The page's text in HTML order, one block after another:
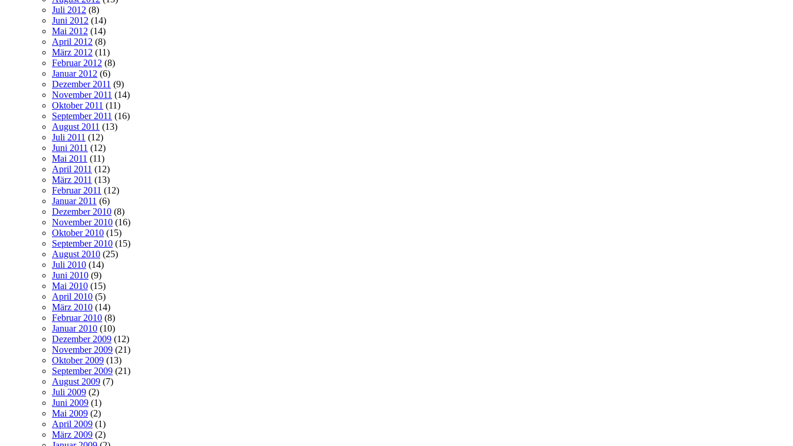
Juli 2012 (8)
Juni 2012 (14)
Mai 2012 (14)
April 2012 (8)
März 2012 (11)
Februar 2012 (8)
Januar 2012 (6)
Dezember 2011 (9)
November 2011 (14)
Oktober 2011 (11)
September 2011 (16)
August 2011 (13)
Juli 2011 (12)
Juni 2011 (12)
Mai 2011 (11)
April 2011 (12)
März 2011 (13)
Februar 2011 (12)
Januar 2011 (6)
Dezember 2010 (8)
November 2010 (16)
Oktober 2010 (15)
September 2010 (15)
August 2010 (25)
Juli 2010 (14)
Juni 2010 (9)
Mai 2010 (15)
April 2010 (5)
März 2010 (14)
Februar 2010 (8)
Januar 2010 (10)
Dezember 2009 (12)
November 2009 (21)
Oktober 2009 (13)
September 2009 (21)
August 2009 (7)
Juli 2009 (2)
Juni 2009 (1)
Mai 2009 (2)
April 2009 (1)
März 2009 (2)